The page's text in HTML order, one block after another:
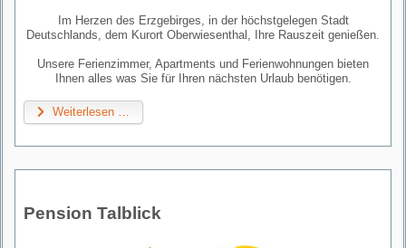
Im Herzen des Erzgebirges, in der höchstgelegen Stadt
Deutschlands, dem Kurort Oberwiesenthal, Ihre Rauszeit genießen.
Unsere Ferienzimmer, Apartments und Ferienwohnungen bieten
Ihnen alles was Sie für Ihren nächsten Urlaub benötigen.
Weiterlesen …
Pension Talblick